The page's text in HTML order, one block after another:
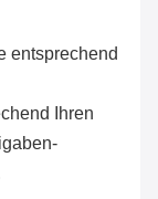
entsprechend
Ihren